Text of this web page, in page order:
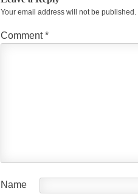
Your email address will not be published.
Comment*
Name